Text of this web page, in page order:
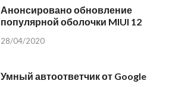
Анонсировано обновление
популярной оболочки MIUI 12
28/04/2020
Умный автоответчик от Google